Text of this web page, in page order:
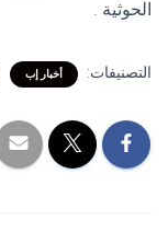
الحوثية .
التصنيفات: أخبار إب